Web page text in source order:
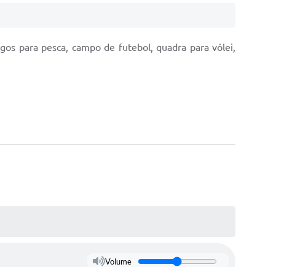
para pesca, campo de futebol, quadra para vôlei,
Volume